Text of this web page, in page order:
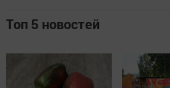
Топ 5 новостей